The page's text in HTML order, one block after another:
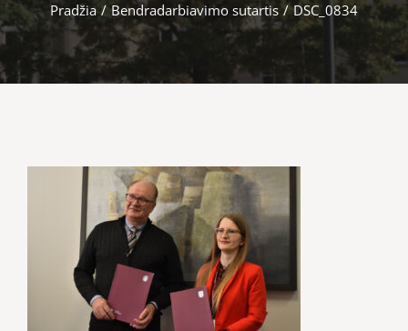
Pradžia / Bendradarbiavimo sutartis / DSC_0834